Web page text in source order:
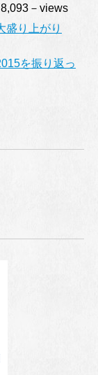
8,093－views
盛り上がり
を振り返っ